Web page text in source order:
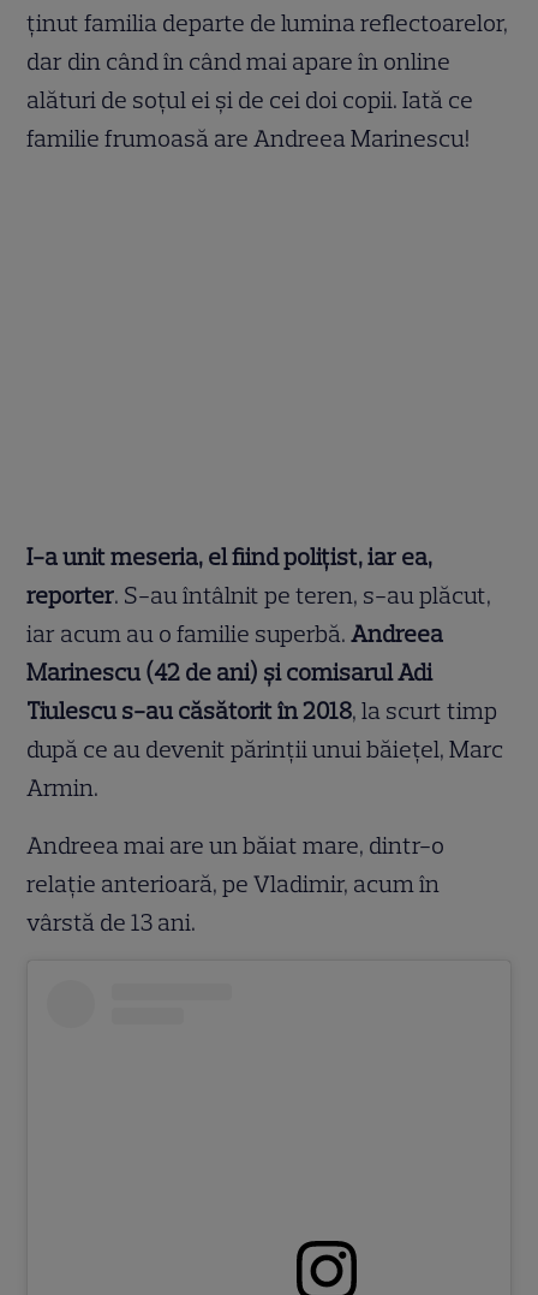
ținut familia departe de lumina reflectoarelor,
dar din când în când mai apare în online
alături de soțul ei și de cei doi copii. Iată ce
familie frumoasă are Andreea Marinescu!
I-a unit meseria, el fiind polițist, iar ea,
reporter. S-au întâlnit pe teren, s-au plăcut,
iar acum au o familie superbă.Andreea
Marinescu (42 de ani) și comisarul Adi
Tiulescu s-au căsătorit în 2018, la scurt timp
după ce au devenit părinții unui băiețel, Marc
Armin.
Andreea mai are un băiat mare, dintr-o
relație anterioară, pe Vladimir, acum în
vârstă de 13 ani.